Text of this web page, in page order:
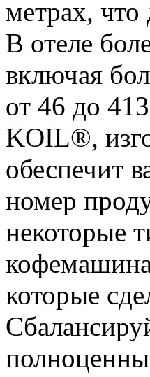
метрах,
В отеле
включая
от 46 до
KOIL®,
обеспечит
номер
некоторые
которые